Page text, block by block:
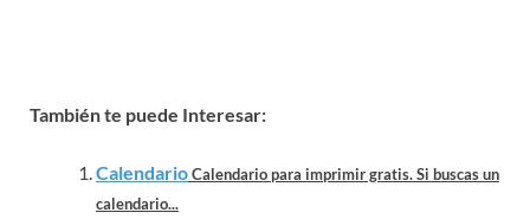
También te puede Interesar:
CalendarioCalendario para imprimir gratis. Si buscas un
calendario...